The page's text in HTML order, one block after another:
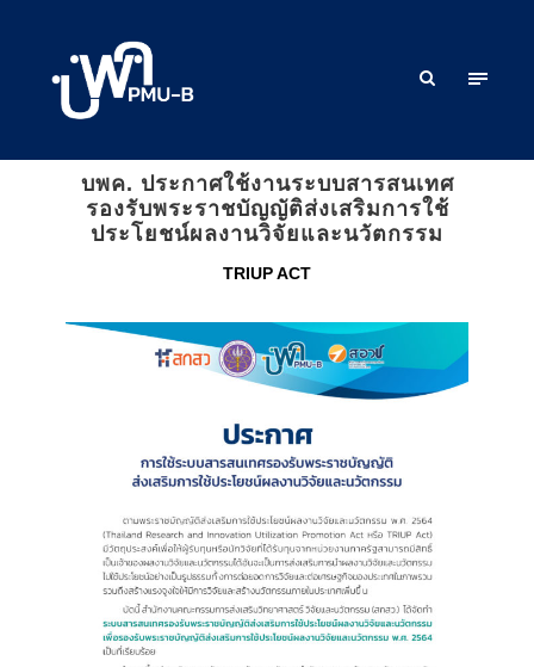
บพค. ประกาศใช้งานระบบสารสนเทศ
รองรับพระราชบัญญัติส่งเสริมการใช้
ประโยชน์ผลงานวิจัยและนวัตกรรม
TRIUP ACT